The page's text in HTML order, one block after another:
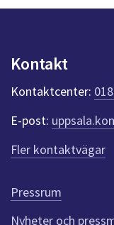
y
n
t
r
ö
e
n
Kontakt
Kontaktcenter:
E-post:
Fler kontaktvägar
Pressrum
Nyheter och